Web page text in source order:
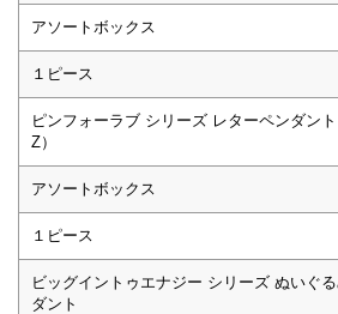
アソートボックス
１ピース
ピンフォーラブ シリーズ レターペンダント
Z）
アソートボックス
１ピース
ビッグイントゥエナジー シリーズ ぬいぐ
ダント